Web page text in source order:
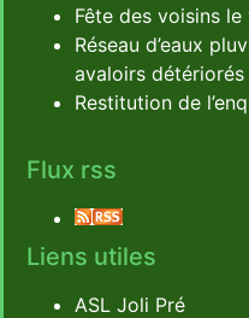
Fête des voisins
Réseau d’eaux
avaloirs détériorés
Restitution de
Flux rss
Liens utiles
ASL Joli Pré